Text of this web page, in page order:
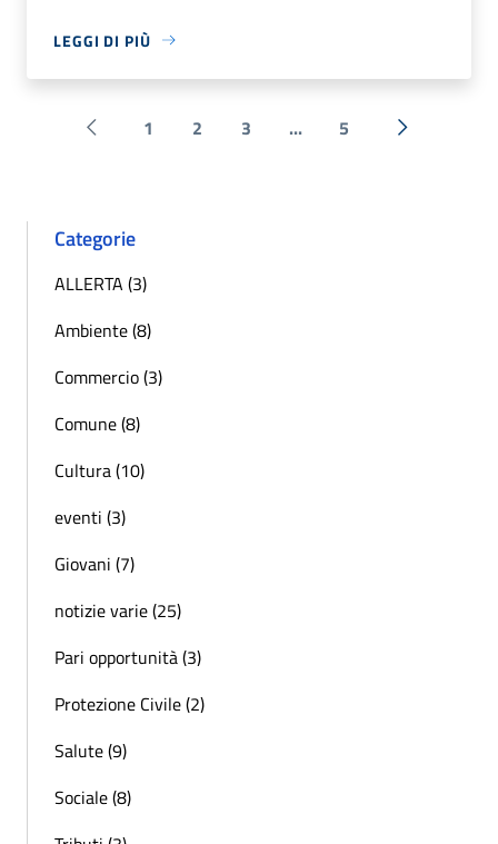
LEGGI DI PIÙ
Pagina precedente
1 2 3 ... 5 Successiva
Categorie
ALLERTA (3)
Ambiente (8)
Commercio (3)
Comune (8)
Cultura (10)
eventi (3)
Giovani (7)
notizie varie (25)
Pari opportunità (3)
Protezione Civile (2)
Salute (9)
Sociale (8)